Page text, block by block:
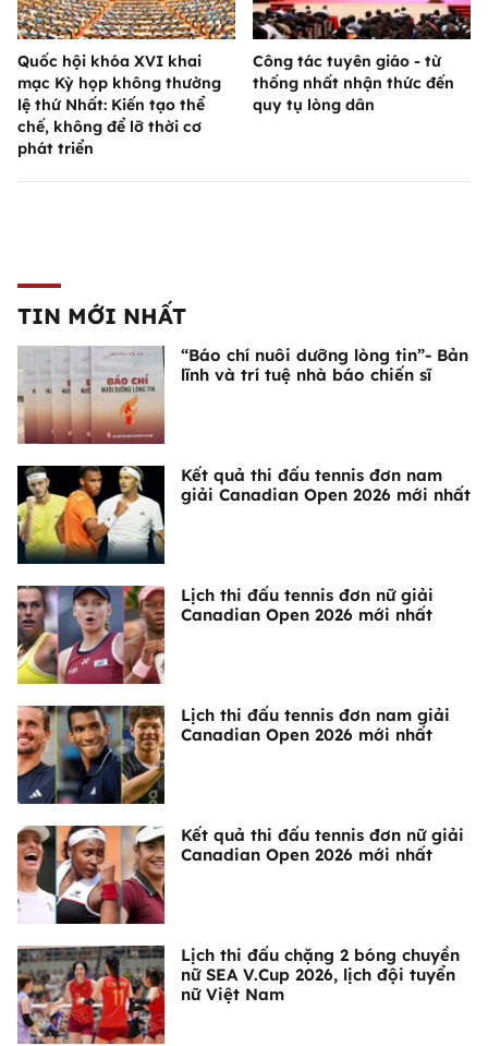
Quốc hội khóa XVI khai
mạc Kỳ họp không thường
lệ thứ Nhất: Kiến tạo thể
chế, không để lỡ thời cơ
phát triển
Công tác tuyên giáo - từ
thống nhất nhận thức đến
quy tụ lòng dân
TIN MỚI NHẤT
“Báo chí nuôi dưỡng lòng tin”- Bản
lĩnh và trí tuệ nhà báo chiến sĩ
Kết quả thi đấu tennis đơn nam
giải Canadian Open 2026 mới nhất
Lịch thi đấu tennis đơn nữ giải
Canadian Open 2026 mới nhất
Lịch thi đấu tennis đơn nam giải
Canadian Open 2026 mới nhất
Kết quả thi đấu tennis đơn nữ giải
Canadian Open 2026 mới nhất
Lịch thi đấu chặng 2 bóng chuyền
nữ SEA V.Cup 2026, lịch đội tuyển
nữ Việt Nam